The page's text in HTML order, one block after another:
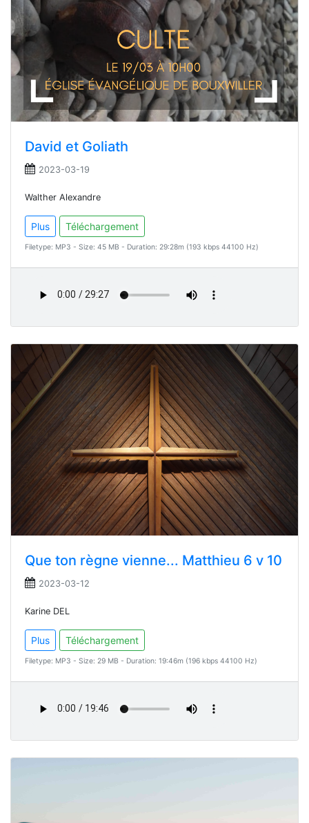
David et Goliath
2023-03-19
Walther Alexandre
Plus Téléchargement
Filetype: MP3 - Size: 45 MB - Duration: 29:28m (193 kbps 44100 Hz)
Que ton règne vienne... Matthieu 6 v 10
2023-03-12
Karine DEL
Plus Téléchargement
Filetype: MP3 - Size: 29 MB - Duration: 19:46m (196 kbps 44100 Hz)